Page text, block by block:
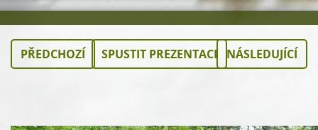
PŘEDCHOZÍ SPUSTIT PREZENTACI NÁSLEDUJÍCÍ